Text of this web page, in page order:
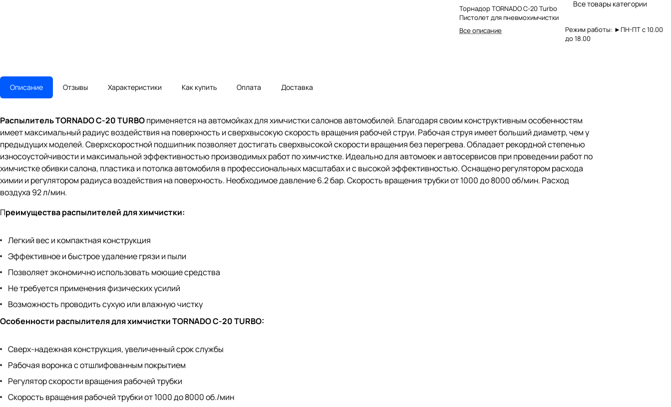
Торнадор TORNADO C-20 Turbo
Пистолет для пневмохимчистки
Все описание
Все товары категории
Режим работы: ►ПН-ПТ с 10.00
до 18.00
Описание Отзывы Характеристики Как купить Оплата Доставка
Распылитель TORNADO C-20 TURBOприменяется на автомойках для химчистки салонов автомобилей. Благодаря своим конструктивным особенностям
имеет максимальный радиус воздействия на поверхность и сверхвысокую скорость вращения рабочей струи. Рабочая струя имеет больший диаметр, чем у
предыдущих моделей. Сверхскоростной подшипник позволяет достигать сверхвысокой скорости вращения без перегрева. Обладает рекордной степенью
износоустойчивости и максимальной эффективностью производимых работ по химчистке. Идеально для автомоек и автосервисов при проведении работ по
химчистке обивки салона, пластика и потолка автомобиля в профессиональных масштабах и с высокой эффективностью. Оснащено регулятором расхода
химии и регулятором радиуса воздействия на поверхность. Необходимое давление 6.2 бар. Скорость вращения трубки от 1000 до 8000 об/мин. Расход
воздуха 92 л/мин.
Преимущества распылителей для химчистки:
Легкий вес и компактная конструкция
Эффективное и быстрое удаление грязи и пыли
Позволяет экономично использовать моющие средства
Не требуется применения физических усилий
Возможность проводить сухую или влажную чистку
Особенности распылителя для химчистки TORNADO C-20 TURBO:
Сверх-надежная конструкция, увеличенный срок службы
Рабочая воронка с отшлифованным покрытием
Регулятор скорости вращения рабочей трубки
Скорость вращения рабочей трубки от 1000 до 8000 об./мин